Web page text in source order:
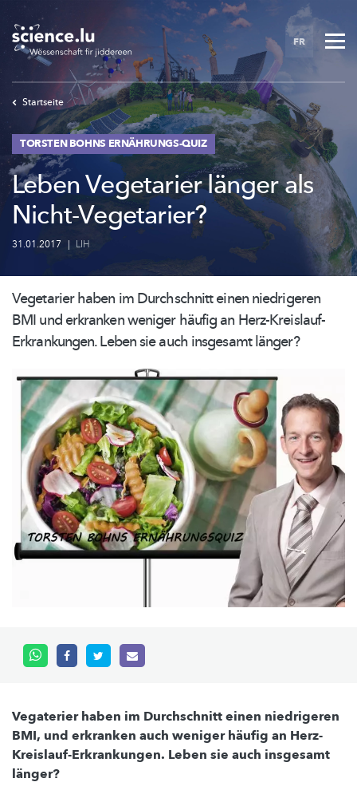
to
main
content
FR
Startseite
TORSTEN BOHNS ERNÄHRUNGS-QUIZ
Leben Vegetarier länger als
Nicht-Vegetarier?
31.01.2017 | LIH
Vegetarier haben im Durchschnitt einen niedrigeren
BMI und erkranken weniger häufig an Herz-Kreislauf-
Erkrankungen.Leben sie auch insgesamt länger?
Vegaterier haben im Durchschnitt einen niedrigeren
BMI, und erkranken auch weniger häufig an Herz-
Kreislauf-Erkrankungen. Leben sie auch insgesamt
länger?